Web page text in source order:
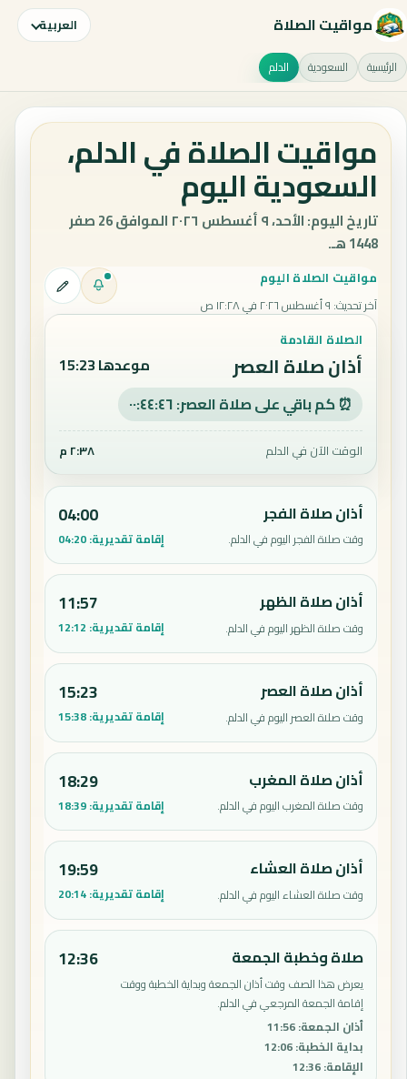
مواقيت الصلاة العربية
الرئيسية السعودية الدلم
مواقيت الصلاة في الدلم،
السعودية اليوم
تاريخ اليوم: الأحد، ٩ أغسطس ٢٠٢٦ الموافق 26 صفر
1448 هـ.
مواقيت الصلاة اليوم
آخر تحديث: ٩ أغسطس ٢٠٢٦ في ١٢:٢٨ ص
الصلاة القادمة
أذان صلاة العصر موعدها 15:23
⏰ كم باقي على صلاة العصر: ٠٠:٤٤:٤٥
الوقت الآن في الدلم ٢:٣٨ م
أذان صلاة الفجر
وقت صلاة الفجر اليوم في الدلم.
04:00
إقامة تقديرية:04:20
أذان صلاة الظهر
وقت صلاة الظهر اليوم في الدلم.
11:57
إقامة تقديرية: 12:12
أذان صلاة العصر
وقت صلاة العصر اليوم في الدلم.
15:23
إقامة تقديرية:15:38
أذان صلاة المغرب
وقت صلاة المغرب اليوم في الدلم.
18:29
إقامة تقديرية:18:39
أذان صلاة العشاء
وقت صلاة العشاء اليوم في الدلم.
19:59
إقامة تقديرية:20:14
صلاة وخطبة الجمعة
يعرض هذا الصف وقت أذان الجمعة وبداية الخطبة ووقت
إقامة الجمعة المرجعي في الدلم.
أذان الجمعة:
11:56
بداية الخطبة:
12:06
الإقامة:
12:36
12:36